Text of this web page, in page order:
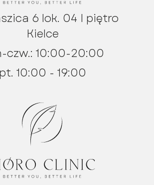
6 lok. 04 I piętro
Kielce
czw.: 10:00-20:00
pt. 10:00 - 19:00